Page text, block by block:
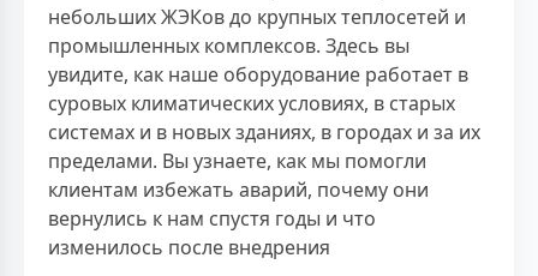
небольших ЖЭКов до крупных теплосетей и
промышленных комплексов. Здесь вы
увидите, как наше оборудование работает в
суровых климатических условиях, в старых
системах и в новых зданиях, в городах и за их
пределами. Вы узнаете, как мы помогли
клиентам избежать аварий, почему они
вернулись к нам спустя годы и что
изменилось после внедрения